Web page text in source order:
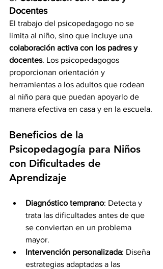
Docentes
El trabajo del psicopedagogo no se
limita al niño, sino que incluye una
colaboración activa con los padres y
docentes. Los psicopedagogos
proporcionan orientación y
herramientas a los adultos que rodean
al niño para que puedan apoyarlo de
manera efectiva en casa y en la escuela.
Beneficios de la
Psicopedagogía para Niños
con Dificultades de
Aprendizaje
Diagnóstico temprano: Detecta y
trata las dificultades antes de que
se conviertan en un problema
mayor.
Intervención personalizada: Diseña
estrategias adaptadas a las